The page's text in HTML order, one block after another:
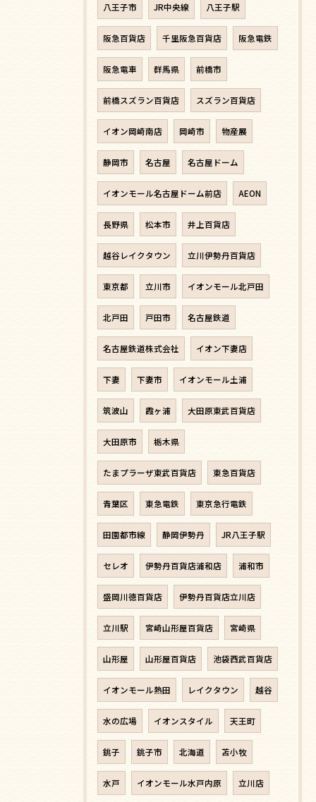
八王子市 JR中央線 八王子駅
阪急百貨店 千里阪急百貨店 阪急電鉄
阪急電車 群馬県 前橋市
前橋スズラン百貨店 スズラン百貨店
イオン岡崎南店 岡崎市 物産展
静岡市 名古屋 名古屋ドーム
イオンモール名古屋ドーム前店 AEON
長野県 松本市 井上百貨店
越谷レイクタウン 立川伊勢丹百貨店
東京都 立川市 イオンモール北戸田
北戸田 戸田市 名古屋鉄道
名古屋鉄道株式会社 イオン下妻店
下妻 下妻市 イオンモール土浦
筑波山 霞ヶ浦 大田原東武百貨店
大田原市 栃木県
たまプラーザ東武百貨店 東急百貨店
青葉区 東急電鉄 東京急行電鉄
田園都市線 静岡伊勢丹 JR八王子駅
セレオ 伊勢丹百貨店浦和店 浦和市
盛岡川徳百貨店 伊勢丹百貨店立川店
立川駅 宮崎山形屋百貨店 宮崎県
山形屋 山形屋百貨店 池袋西武百貨店
イオンモール熱田 レイクタウン 越谷
水の広場 イオンスタイル 天王町
銚子 銚子市 北海道 苫小牧
水戸 イオンモール水戸内原 立川店